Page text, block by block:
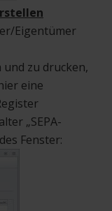
Eigentümer
zu drucken,
eine
„SEPA-
Fenster: